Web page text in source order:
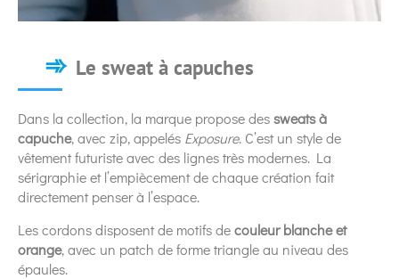
Le sweat à capuches
Dans la collection, la marque propose dessweats à
capuche, avec zip, appelés Exposure. C’est un style de
vêtement futuriste avec des lignes très modernes. La
sérigraphie et l’empiècement de chaque création fait
directement penser à l’espace.
Les cordons disposent de motifs decouleur blanche et
orange, avec un patch de forme triangle au niveau des
épaules.